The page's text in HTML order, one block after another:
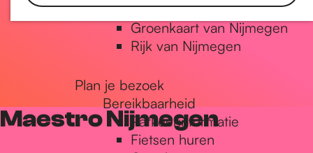
Natuur in Nijmegen
Groenkaart van Nijmegen
Rijk van Nijmegen
Plan je bezoek
Bereikbaarheid
Parkeerinformatie
Fietsen huren
Maestro Nijmegen